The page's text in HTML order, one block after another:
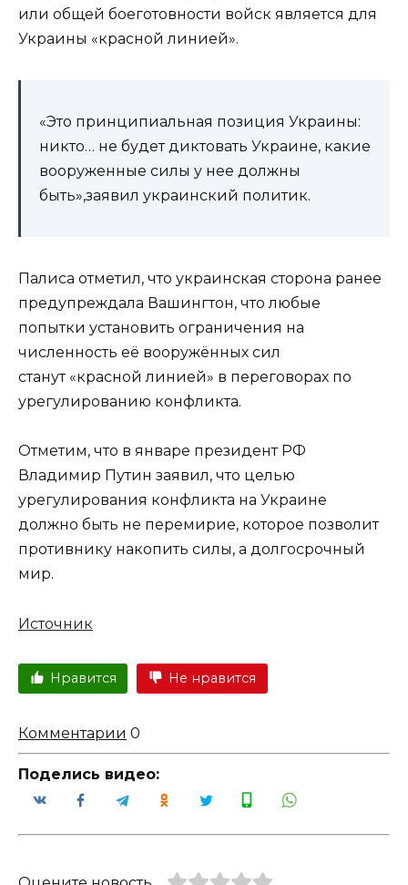
или общей боеготовности войск является для
Украины «красной линией».
«Это принципиальная позиция Украины:
никто… не будет диктовать Украине, какие
вооруженные силы у нее должны
быть»,заявил украинский политик.
Палиса отметил, что украинская сторона ранее
предупреждала Вашингтон, что любые
попытки установить ограничения на
численность её вооружённых сил
станут «красной линией» в переговорах по
урегулированию конфликта.
Отметим, что в январе президент РФ
Владимир Путин заявил, что целью
урегулирования конфликта на Украине
должно быть не перемирие, которое позволит
противнику накопить силы, а долгосрочный
мир.
Источник
Нравится Не нравится
Комментарии 0
Поделись видео: